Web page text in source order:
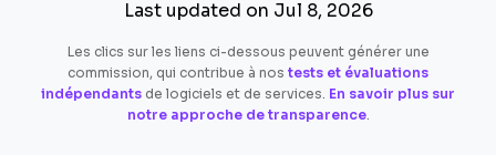
Last updated on Jul 8, 2026
Les clics sur les liens ci-dessous peuvent générer une
commission, qui contribue à nos tests et évaluations
indépendants de logiciels et de services. En savoir plus sur
notre approche de transparence.